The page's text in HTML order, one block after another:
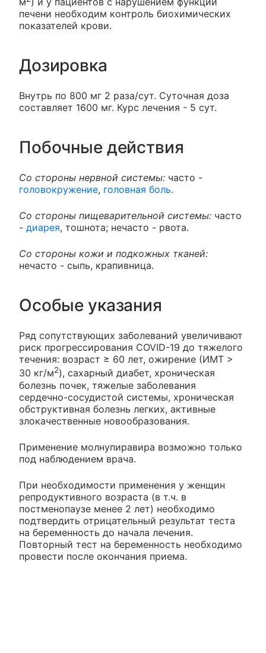
печени необходим контроль биохимических
показателей крови.
Дозировка
Внутрь по 800 мг 2 раза/сут. Суточная доза
составляет 1600 мг. Курс лечения - 5 сут.
Побочные действия
Со стороны нервной системы: часто -
головокружение, головная боль.
Со стороны пищеварительной системы: часто
- диарея, тошнота; нечасто - рвота.
Со стороны кожи и подкожных тканей:
нечасто - сыпь, крапивница.
Особые указания
Ряд сопутствующих заболеваний увеличивают
риск прогрессирования COVID-19 до тяжелого
течения: возраст ≥ 60 лет, ожирение (ИМТ >
30 кг/м2), сахарный диабет, хроническая
болезнь почек, тяжелые заболевания
сердечно-сосудистой системы, хроническая
обструктивная болезнь легких, активные
злокачественные новообразования.
Применение молнупиравира возможно только
под наблюдением врача.
При необходимости применения у женщин
репродуктивного возраста (в т.ч. в
постменопаузе менее 2 лет) необходимо
подтвердить отрицательный результат теста
на беременность до начала лечения.
Повторный тест на беременность необходимо
провести после окончания приема.